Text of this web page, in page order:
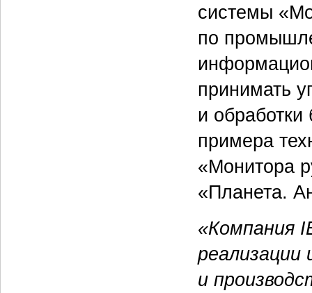
системы
по
принимать
и
примера
«Монитора
«Планета.
«Компания
и